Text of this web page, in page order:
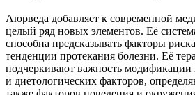
Аюрведа добавляет к современной
целый ряд новых элементов. Её
способна предсказывать факторы
тенденции протекания болезни. Её
подчеркивают важность модификации
и диетологических факторов,